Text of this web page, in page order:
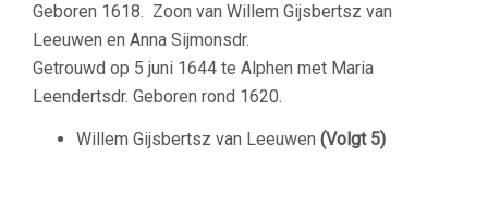
Geboren 1618. Zoon van Willem Gijsbertsz van
Leeuwen en Anna Sijmonsdr.
Getrouwd op 5 juni 1644 te Alphen met Maria
Leendertsdr. Geboren rond 1620.
Willem Gijsbertsz van Leeuwen (Volgt 5)